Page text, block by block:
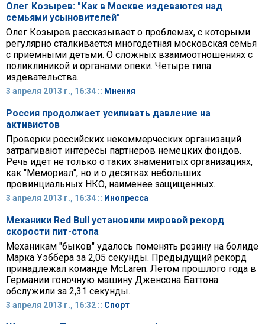
Олег Козырев: "Как в Москве издеваются над
семьями усыновителей"
Олег Козырев рассказывает о проблемах, с которыми
регулярно сталкивается многодетная московская семья
с приемными детьми. О сложных взаимоотношениях с
поликлиникой и органами опеки. Четыре типа
издевательства.
3 апреля 2013 г., 16:34 :: Мнения
Россия продолжает усиливать давление на
активистов
Проверки российских некоммерческих организаций
затрагивают интересы партнеров немецких фондов.
Речь идет не только о таких знаменитых организациях,
как "Мемориал", но и о десятках небольших
провинциальных НКО, наименее защищенных.
3 апреля 2013 г., 16:34 :: Инопресса
Механики Red Bull установили мировой рекорд
скорости пит-стопа
Механикам "быков" удалось поменять резину на болиде
Марка Уэббера за 2,05 секунды. Предыдущий рекорд
принадлежал команде McLaren. Летом прошлого года в
Германии гоночную машину Дженсона Баттона
обслужили за 2,31 секунды.
3 апреля 2013 г., 16:32 :: Спорт